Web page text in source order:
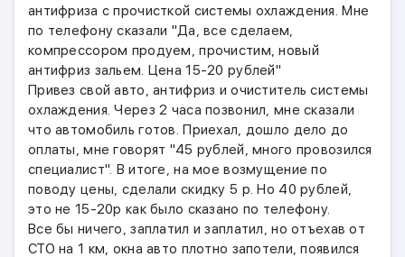
антифриза с прочисткой системы охлаждения. Мне
по телефону сказали "Да, все сделаем,
компрессором продуем, прочистим, новый
антифриз зальем. Цена 15-20 рублей"
Привез свой авто, антифриз и очиститель системы
охлаждения. Через 2 часа позвонил, мне сказали
что автомобиль готов. Приехал, дошло дело до
оплаты, мне говорят "45 рублей, много провозился
специалист". В итоге, на мое возмущение по
поводу цены, сделали скидку 5 р. Но 40 рублей,
это не 15-20р как было сказано по телефону.
Все бы ничего, заплатил и заплатил, но отъехав от
СТО на 1 км, окна авто плотно запотели, появился